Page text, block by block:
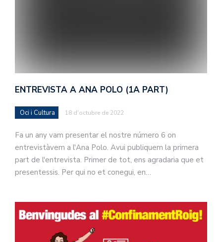
ENTREVISTA A ANA POLO (1A PART)
Oci i Cultura 18 d'octubre de 2022
Fa un any vam presentar el nostre número 6 on
entrevistàvem a l'Ana Polo. Avui publiquem la primera
part de l'entrevista. Primer de tot, ens agradaria que et
presentessis. Per qui no et conegui, en…